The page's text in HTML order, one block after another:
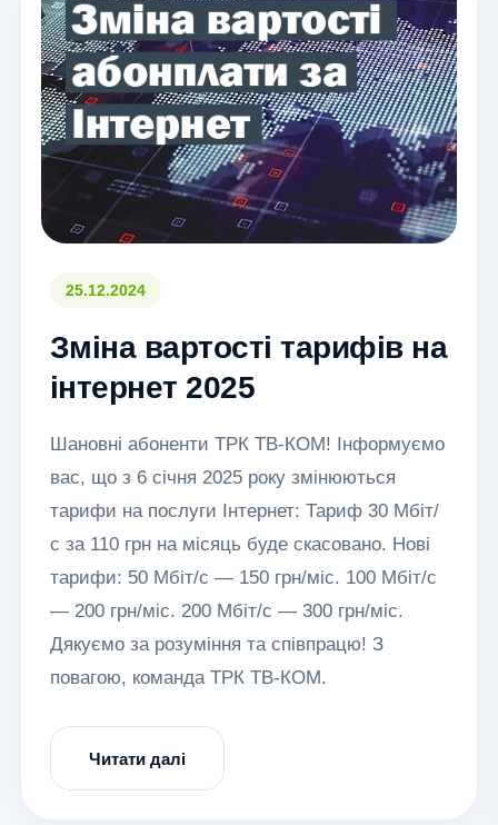
25.12.2024
Зміна вартості тарифів на
інтернет 2025
Шановні абоненти ТРК ТВ-КОМ! Інформуємо
вас, що з 6 січня 2025 року змінюються
тарифи на послуги Інтернет: Тариф 30 Мбіт/
с за 110 грн на місяць буде скасовано. Нові
тарифи: 50 Мбіт/с — 150 грн/міс. 100 Мбіт/с
— 200 грн/міс. 200 Мбіт/с — 300 грн/міс.
Дякуємо за розуміння та співпрацю! З
повагою, команда ТРК ТВ-КОМ.
Читати далі